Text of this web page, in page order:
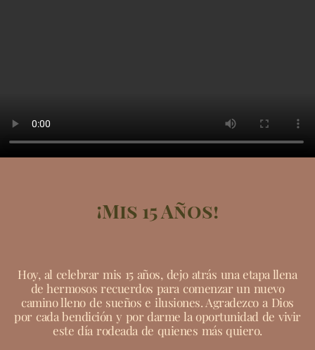
¡Mis 15 Años!
Hoy, al celebrar mis 15 años, dejo atrás una etapa llena
de hermosos recuerdos para comenzar un nuevo
camino lleno de sueños e ilusiones. Agradezco a Dios
por cada bendición y por darme la oportunidad de vivir
este día rodeada de quienes más quiero.